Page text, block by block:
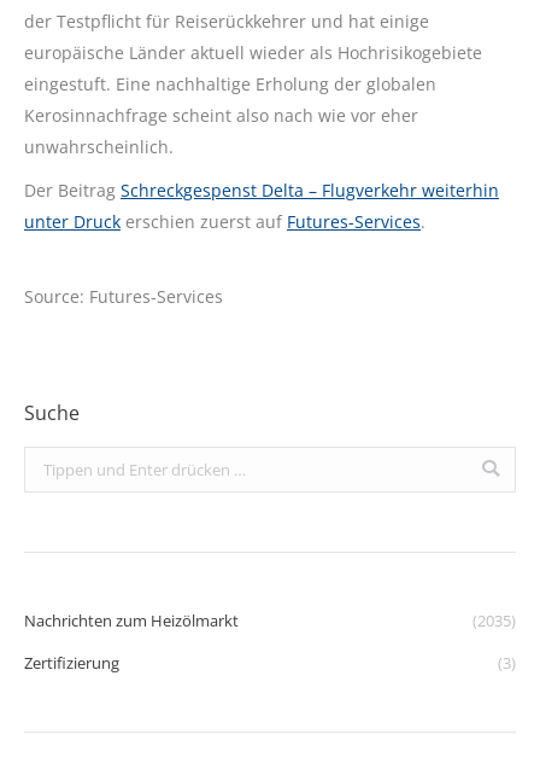
der Testpflicht für Reiserückkehrer und hat einige
europäische Länder aktuell wieder als Hochrisikogebiete
eingestuft. Eine nachhaltige Erholung der globalen
Kerosinnachfrage scheint also nach wie vor eher
unwahrscheinlich.
Der Beitrag Schreckgespenst Delta – Flugverkehr weiterhin
unter Druck erschien zuerst auf Futures-Services.
Source: Futures-Services
Suche
Search:
Nachrichten zum Heizölmarkt
(2035)
Zertifizierung
(3)